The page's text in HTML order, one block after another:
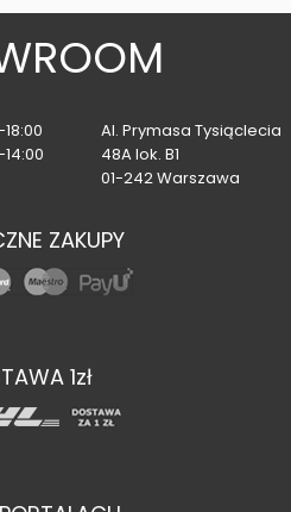
14:00
Al. Prymasa Tysiąclecia
48A lok. B1
01-242 Warszawa
ZAKUPY
1zł